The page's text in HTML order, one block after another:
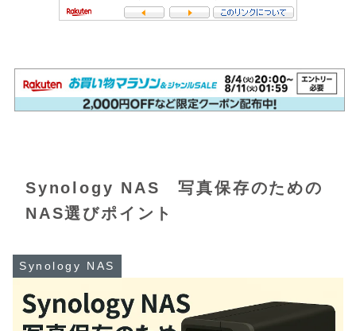
Synology NAS 写真保存のための
NAS選びポイント
Synology NAS